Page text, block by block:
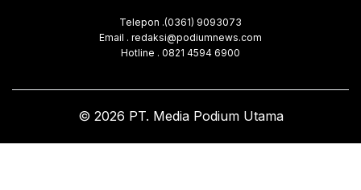
Telepon .(0361) 9093073
Email . redaksi@podiumnews.com
Hotline . 0821 4594 6900
© 2026 PT. Media Podium Utama